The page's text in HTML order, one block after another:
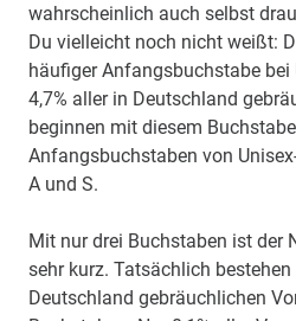
wahrscheinlich auch selbst
Du vielleicht noch nicht weißt:
häufiger Anfangsbuchstabe bei
4,7% aller in Deutschland
beginnen mit diesem
Anfangsbuchstaben von
A und S.
Mit nur drei Buchstaben ist der
sehr kurz. Tatsächlich
Deutschland gebräuchlichen